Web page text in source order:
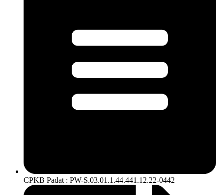
CPKB Padat : PW-S.03.01.1.44.441.12.22-0442